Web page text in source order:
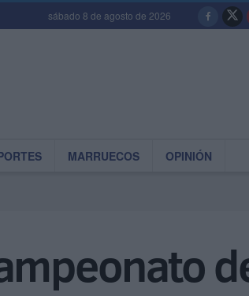
sábado 8 de agosto de 2026
MARRUECOS OPINIÓN